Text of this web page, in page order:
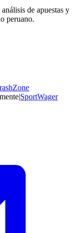
de apuestas y
peruano.
|SportWager